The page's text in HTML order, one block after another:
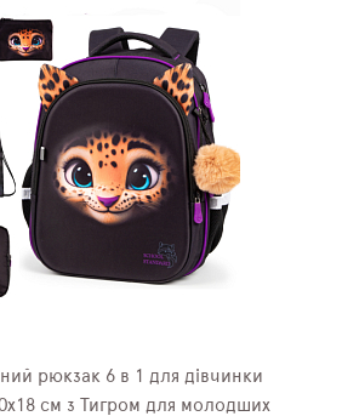
рюкзак 6 в 1 для дівчинки
см з Тигром для молодших